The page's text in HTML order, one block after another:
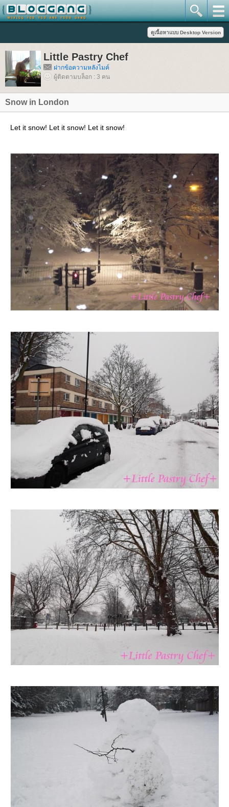
Little Pastry Chef
ฝากข้อความหลังไมค์
ผู้ติดตามบล็อก : 3 คน
Snow in London
Let it snow! Let it snow! Let it snow!